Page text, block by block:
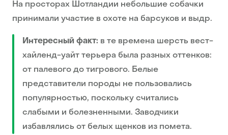
На просторах Шотландии небольшие собачки
принимали участие в охоте на барсуков и выдр.
Интересный факт: в те времена шерсть вест-
хайленд-уайт терьера была разных оттенков:
от палевого до тигрового. Белые
представители породы не пользовались
популярностью, поскольку считались
слабыми и болезненными. Заводчики
избавлялись от белых щенков из помета.